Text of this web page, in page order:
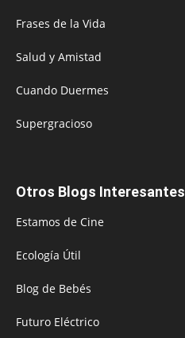
Frases de la Vida
Salud y Amistad
Cuando Duermes
Supergracioso
Otros Blogs Interesantes
Estamos de Cine
Ecología Útil
Blog de Bebés
Futuro Eléctrico